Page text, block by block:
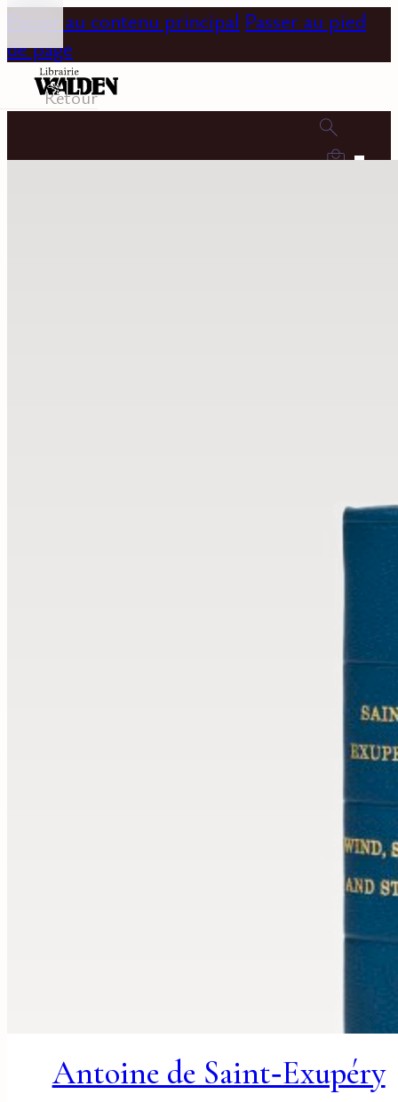
Passer au contenu principal Passer au pied
de page
0
Antoine de Saint‑Exupéry
Retour